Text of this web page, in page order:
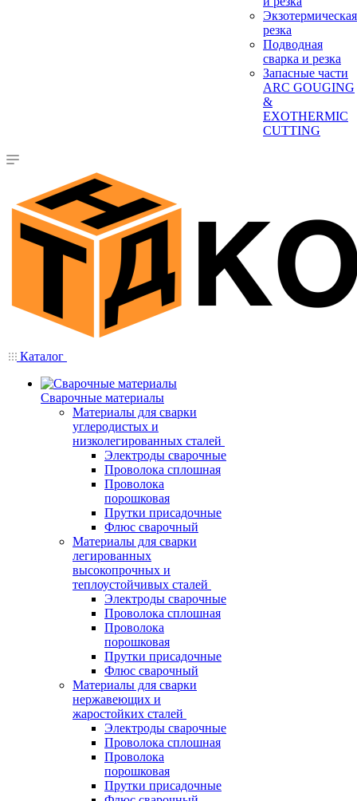
Экзотермическая
резка
Подводная
сварка и резка
Запасные части
ARC GOUGING
&
EXOTHERMIC
CUTTING
Каталог
Сварочные материалы
Материалы для сварки
углеродистых и
низколегированных сталей
Электроды сварочные
Проволока сплошная
Проволока
порошковая
Прутки присадочные
Флюс сварочный
Материалы для сварки
легированных
высокопрочных и
теплоустойчивых сталей
Электроды сварочные
Проволока сплошная
Проволока
порошковая
Прутки присадочные
Флюс сварочный
Материалы для сварки
нержавеющих и
жаростойких сталей
Электроды сварочные
Проволока сплошная
Проволока
порошковая
Прутки присадочные